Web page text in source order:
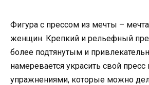
Фигура с прессом из мечты –
женщин. Крепкий и рельефный
более подтянутым и
намеревается украсить свой
упражнениями, которые можно